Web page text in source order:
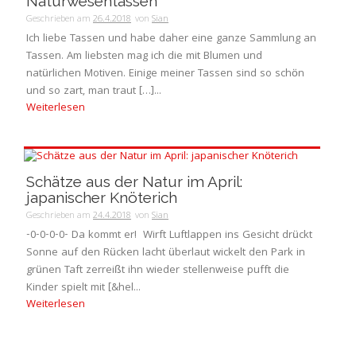
Geschrieben am 26.4.2018 von Sian
Ich liebe Tassen und habe daher eine ganze Sammlung an
Tassen. Am liebsten mag ich die mit Blumen und
natürlichen Motiven. Einige meiner Tassen sind so schön
und so zart, man traut […]...
Weiterlesen
Schätze aus der Natur im April:
japanischer Knöterich
Geschrieben am 24.4.2018 von Sian
-0-0-0-0- Da kommt er! Wirft Luftlappen ins Gesicht drückt
Sonne auf den Rücken lacht überlaut wickelt den Park in
grünen Taft zerreißt ihn wieder stellenweise pufft die
Kinder spielt mit [&hel...
Weiterlesen